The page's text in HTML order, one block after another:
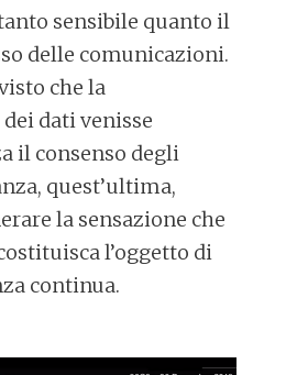
sensibile quanto il
delle comunicazioni.
che la
dati venisse
il consenso degli
quest’ultima,
la sensazione che
l’oggetto di
continua.